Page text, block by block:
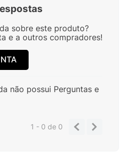
sobre este produto?
e a outros compradores!
não possui Perguntas e
1 - 0de 0